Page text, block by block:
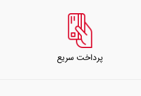
پرداخت سریع